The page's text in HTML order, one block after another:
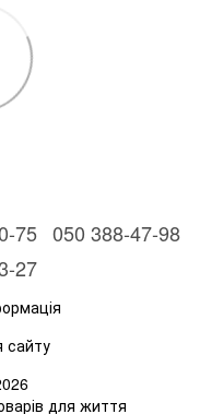
75 050 388-47-98
27
сайту
для життя